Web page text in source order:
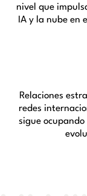
nivel que
IA y la nube en
Relaciones
redes
sigue